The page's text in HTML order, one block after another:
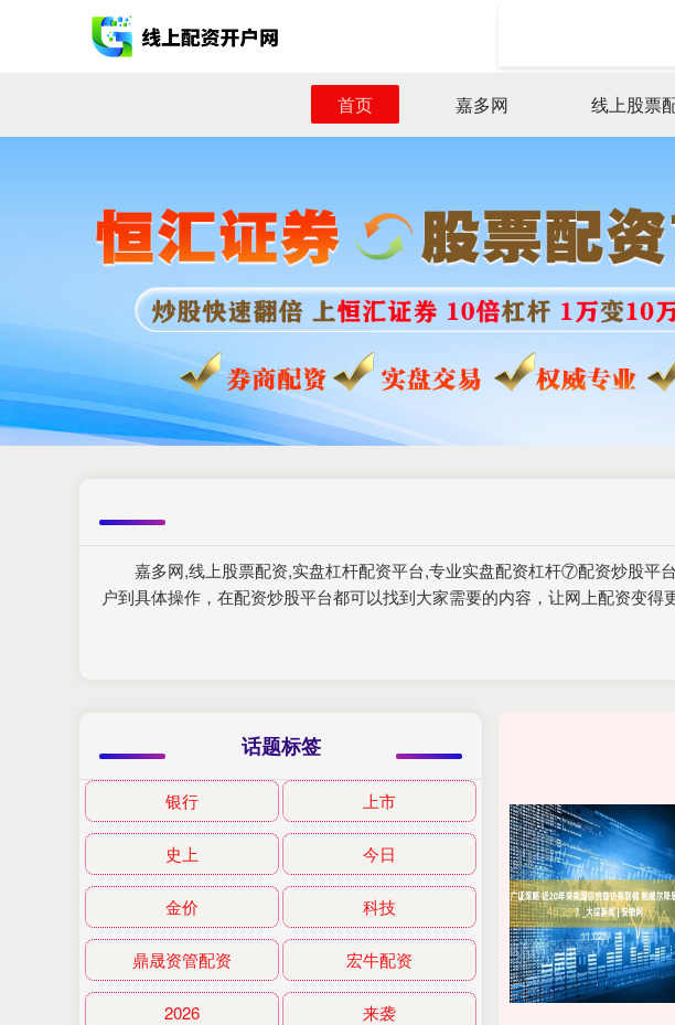
首页 嘉多网 线上股票
嘉多网,线上股票配资,实盘杠杆配资平台,专业实盘配资杠杆⑦配资炒股平
户到具体操作，在配资炒股平台都可以找到大家需要的内容，让网上配资变得更
话题标签
银行 上市
史上 今日
金价 科技
鼎晟资管配资 宏牛配资
2026 来袭